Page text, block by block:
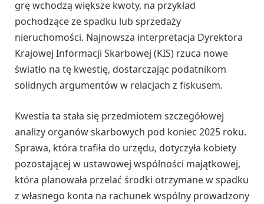
grę wchodzą większe kwoty, na przykład
pochodzące ze spadku lub sprzedaży
nieruchomości. Najnowsza interpretacja Dyrektora
Krajowej Informacji Skarbowej (KIS) rzuca nowe
światło na tę kwestię, dostarczając podatnikom
solidnych argumentów w relacjach z fiskusem.
Kwestia ta stała się przedmiotem szczegółowej
analizy organów skarbowych pod koniec 2025 roku.
Sprawa, która trafiła do urzędu, dotyczyła kobiety
pozostającej w ustawowej wspólności majątkowej,
która planowała przelać środki otrzymane w spadku
z własnego konta na rachunek wspólny prowadzony